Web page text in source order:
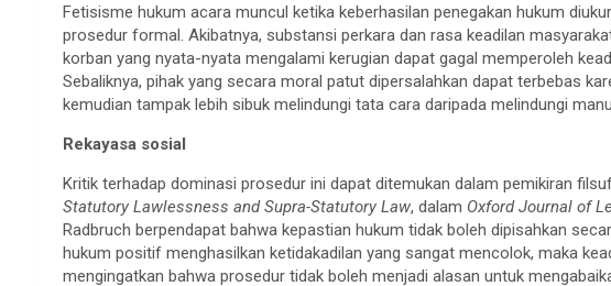
Fetisisme hukum acara muncul ketika keberhasilan penegakan hukum
prosedur formal. Akibatnya, substansi perkara dan rasa keadilan
korban yang nyata-nyata mengalami kerugian dapat gagal memperoleh
Sebaliknya, pihak yang secara moral patut dipersalahkan dapat terbebas
kemudian tampak lebih sibuk melindungi tata cara daripada melindungi
Rekayasa sosial
Kritik terhadap dominasi prosedur ini dapat ditemukan dalam pemikiran
Statutory Lawlessness and Supra-Statutory Law, dalam Oxford Journal of
Radbruch berpendapat bahwa kepastian hukum tidak boleh dipisahkan
hukum positif menghasilkan ketidakadilan yang sangat mencolok, maka
mengingatkan bahwa prosedur tidak boleh menjadi alasan untuk